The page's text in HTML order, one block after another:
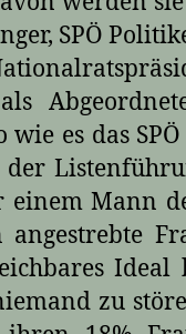
SPÖ
wie es das
einem Mann
zu